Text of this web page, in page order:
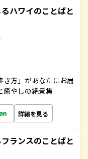
ハワイのことばと
方」があなたにお届
癒やしの絶景集
詳細を見る
ランスのことばと